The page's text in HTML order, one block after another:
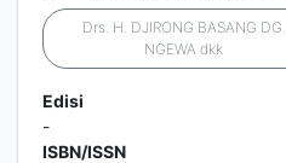
Drs. H. DJIRONG BASANG DG.
NGEWA dkk
Edisi
-
ISBN/ISSN